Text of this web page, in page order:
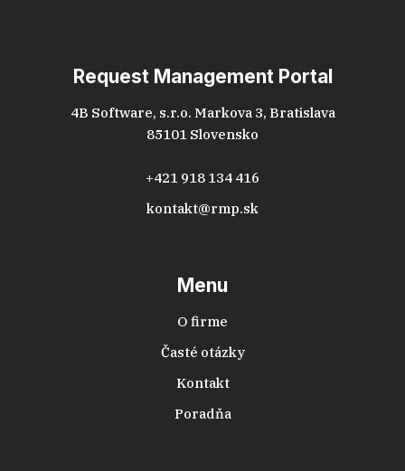
Request Management Portal
4B Software, s.r.o. Markova 3, Bratislava
85101 Slovensko
+421 918 134 416
kontakt@rmp.sk
Menu
O firme
Časté otázky
Kontakt
Poradňa